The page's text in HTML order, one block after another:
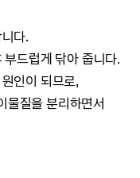
다.
드럽게 닦아 줍니다.
인이 되므로,
물질을 분리하면서